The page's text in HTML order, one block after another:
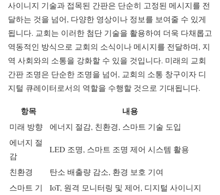
사이니지 기술과 접목된 간판은 단순히 고정된 메시지를 전
달하는 것을 넘어, 다양한 영상이나 정보를 보여줄 수 있게
됩니다. 교회는 이러한 첨단 기술을 활용하여 더욱 다채롭고
역동적인 방식으로 교회의 소식이나 메시지를 전달하며, 지
역 사회와의 소통을 강화할 수 있을 것입니다. 미래의 교회
간판 조명은 단순한 조명을 넘어, 교회의 소통 창구이자 디
지털 큐레이터로서의 역할을 수행할 것으로 기대됩니다.
항목 내용
미래 방향
에너지 절감, 친환경, 스마트 기술 도입
에너지 절
감
LED 조명, 스마트 조명 제어 시스템 활용
친환경
탄소 배출량 감소, 환경 보호 기여
스마트 기
IoT, 원격 모니터링 및 제어, 디지털 사이니지